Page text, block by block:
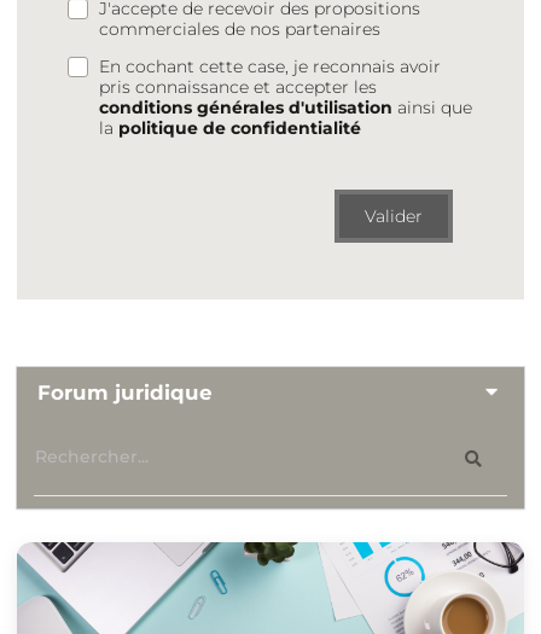
J'accepte de recevoir des propositions
commerciales de nos partenaires
En cochant cette case, je reconnais avoir
pris connaissance et accepter les
conditions générales d'utilisation ainsi que
la politique de confidentialité
Valider
Forum juridique